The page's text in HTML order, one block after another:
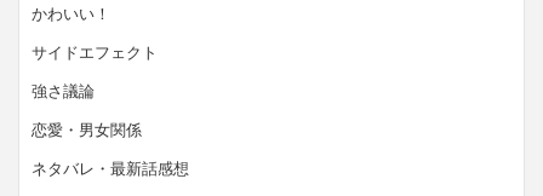
かわいい！
サイドエフェクト
強さ議論
恋愛・男女関係
ネタバレ・最新話感想